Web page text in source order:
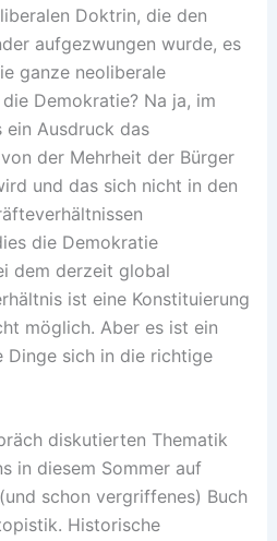
Doktrin, die den
aufgezwungen wurde, es
ganze neoliberale
Demokratie? Na ja, im
ein Ausdruck das
der Mehrheit der Bürger
und das sich nicht in den
die Demokratie
dem derzeit global
ist eine Konstituierung
möglich. Aber es ist ein
Dinge sich in die richtige
diskutierten Thematik
in diesem Sommer auf
schon vergriffenes) Buch
Historische